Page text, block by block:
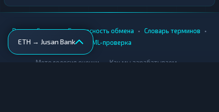
ETH → Jusan Bank
Вики • Города • Безопасность обмена • Словарь терминов •
AML-проверка
Методология оценки Как мы зарабатываем